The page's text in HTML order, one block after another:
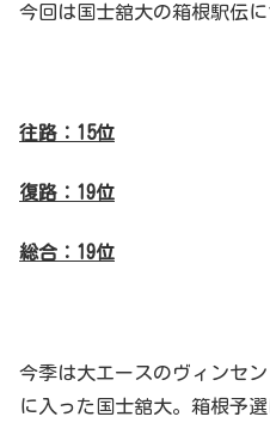
今回は国士舘大の箱根駅伝に
往路：15位
復路：19位
総合：19位
今季は大エースのヴィンセ
に入った国士舘大。箱根予